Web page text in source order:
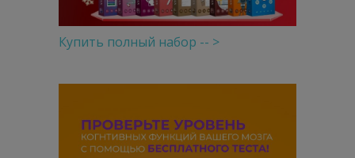
Купить полный набор -- >